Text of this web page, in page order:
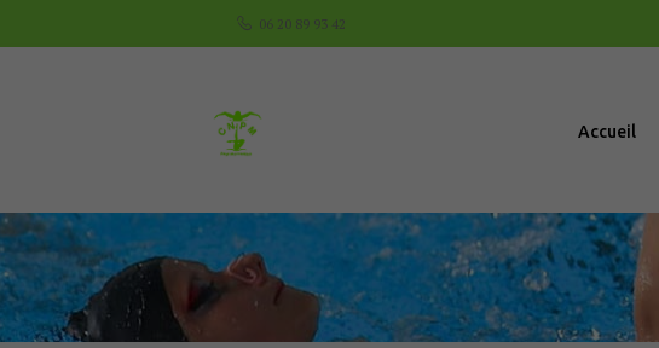
06 20 89 93 42
Accueil